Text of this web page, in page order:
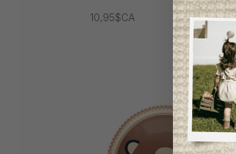
10,95$CA